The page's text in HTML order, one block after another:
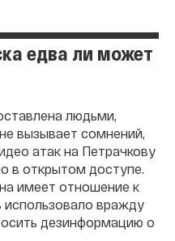
едва ли может
людьми,
вызывает сомнений,
атак на Петрачкову
в открытом доступе.
имеет отношение к
вражду
дезинформацию о